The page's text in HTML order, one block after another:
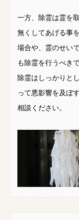
一方、除霊は霊を
無くしてあげる事
場合や、霊のせい
も除霊を行うべきで
除霊はしっかりと
って悪影響を及ぼ
相談ください。